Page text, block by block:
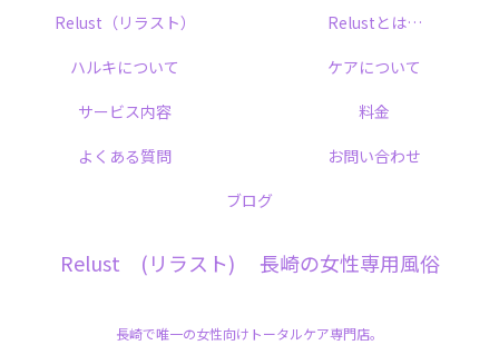
Relust (リラスト) 長崎の女性専用風俗
長崎で唯一の女性向けトータルケア専門店。
Relust（リラスト）
Relustとは…
ハルキについて
ケアについて
サービス内容
料金
よくある質問
お問い合わせ
ブログ